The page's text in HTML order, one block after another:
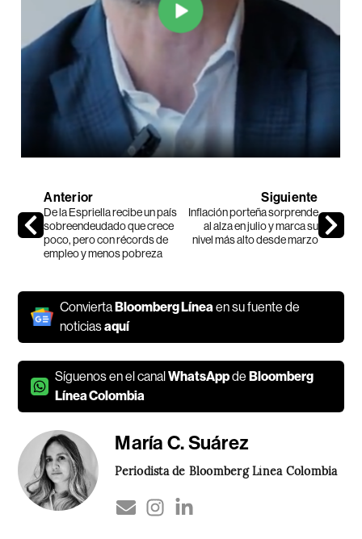
Anterior
De la Espriella recibe un país
sobreendeudado que crece
poco, pero con récords de
empleo y menos pobreza
Siguiente
Inflación porteña sorprende
al alza en julio y marca su
nivel más alto desde marzo
ConviertaBloomberg Línea en su fuente de
noticiasaquí
Síguenos en el canalWhatsAppdeBloomberg
Línea Colombia
María C. Suárez
Periodista de Bloomberg Línea Colombia